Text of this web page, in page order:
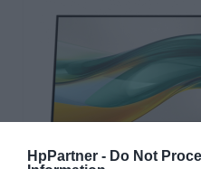
HpPartner - Do Not